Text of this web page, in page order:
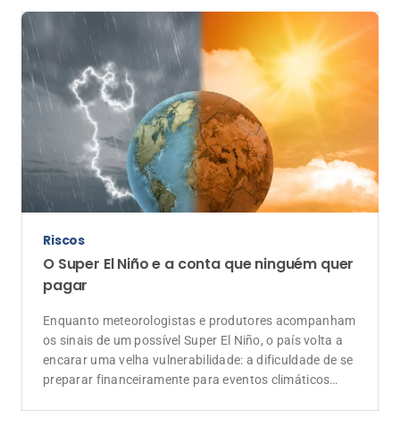
Riscos
O Super El Niño e a conta que ninguém quer
pagar
Enquanto meteorologistas e produtores acompanham
os sinais de um possível Super El Niño, o país volta a
encarar uma velha vulnerabilidade: a dificuldade de se
preparar financeiramente para eventos climáticos